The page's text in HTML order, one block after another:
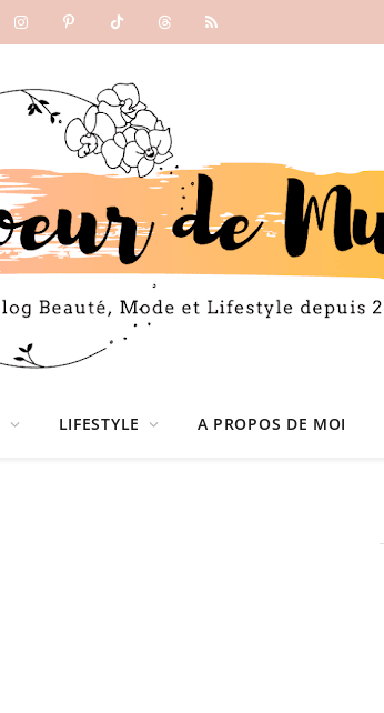
InstagramPinterestTikTokThreadsRSS
LIFESTYLE A PROPOS DE MOI